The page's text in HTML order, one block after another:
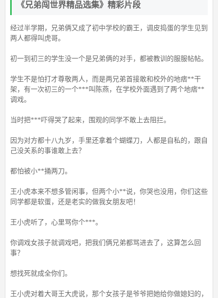
《兄弟闯世界精品选集》精彩片段
经过半学期，兄弟俩又成了初中学校的霸王，调皮捣蛋的学生见到
两人都得叫虎哥。
初一到初三的学生没一个是兄弟俩的对手，都被教训的服服帖帖。
学生不是怕打才尊敬两人，而是两兄弟首接敢和校外的地痞**干
架，有一次初三的一个***叫陈燕，在学校外面遇到了两个地痞**
调戏。
当时把***吓得哭了起来，围观的同学不敢上去阻拦。
因为对方都十八九岁，手里还拿着个蝴蝶刀，人都是自私的，跟自
己没关系的事谁敢上去？
都怕被小**捅两刀。
王小虎本来不想多管闲事，但两个小**说，你哭也没用，你们这些
同学都是软蛋，还是老实的做我女朋友吧！
王小虎听了，心里骂你个***。
你调戏女孩子就调戏吧，把我们俩兄弟都骂进去了，这算怎么回
事？
想找死就成全你们。
王小虎对着大哥王大虎说，那个女孩子是爷爷把她给你做媳妇的，